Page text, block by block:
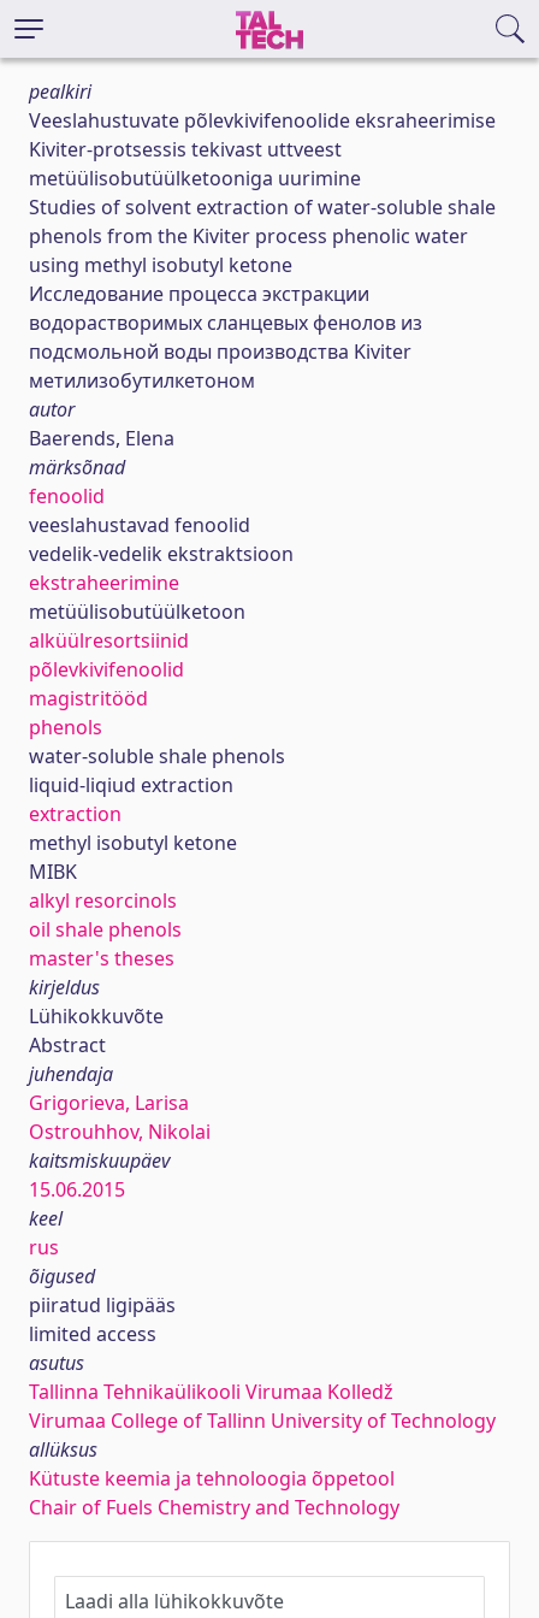
pealkiri
Veeslahustuvate põlevkivifenoolide eksraheerimise
Kiviter-protsessis tekivast uttveest
metüülisobutüülketooniga uurimine
Studies of solvent extraction of water-soluble shale
phenols from the Kiviter process phenolic water
using methyl isobutyl ketone
Исследование процесса экстракции
водорастворимых сланцевых фенолов из
подсмольной воды производства Kiviter
метилизобутилкетоном
autor
Baerends, Elena
märksõnad
fenoolid
veeslahustavad fenoolid
vedelik-vedelik ekstraktsioon
ekstraheerimine
metüülisobutüülketoon
alküülresortsiinid
põlevkivifenoolid
magistritööd
phenols
water-soluble shale phenols
liquid-liqiud extraction
extraction
methyl isobutyl ketone
MIBK
alkyl resorcinols
oil shale phenols
master's theses
kirjeldus
Lühikokkuvõte
Abstract
juhendaja
Grigorieva, Larisa
Ostrouhhov, Nikolai
kaitsmiskuupäev
15.06.2015
keel
rus
õigused
piiratud ligipääs
limited access
asutus
Tallinna Tehnikaülikooli Virumaa Kolledž
Virumaa College of Tallinn University of Technology
allüksus
Kütuste keemia ja tehnoloogia õppetool
Chair of Fuels Chemistry and Technology
Laadi alla lühikokkuvõte